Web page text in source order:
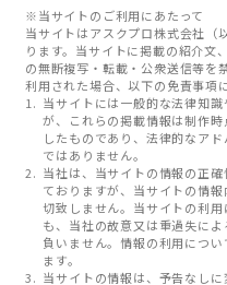
※当サイトのご利用にあたって
当サイトはアスクプロ株式会社（
ります。当サイトに掲載の紹介文
の無断複写・転載・公衆送信等を
利用された場合、以下の免責事項
当サイトには一般的な法律知
が、これらの掲載情報は制作
したものであり、法律的なア
ではありません。
当社は、当サイトの情報の正
ておりますが、当サイトの情
切致しません。当サイトの利
も、当社の故意又は重過失に
負いません。情報の利用につ
ます。
当サイトの情報は、予告なし